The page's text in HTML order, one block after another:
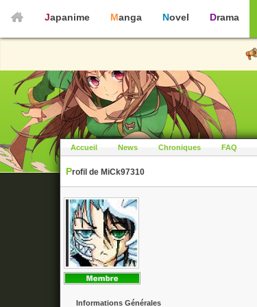
Japanime Manga Novel Drama
Accueil News Chroniques FAQ
Profil de MiCk97310
Informations Générales